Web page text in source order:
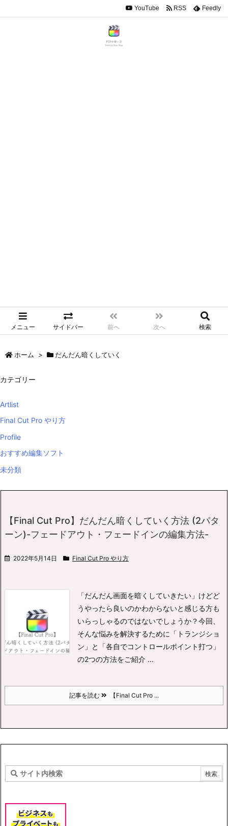
メニュー サイドバー 前へ 次へ 検索
YouTube RSS Feedly
ホーム > だんだん暗くしていく
カテゴリー
Artlist
Final Cut Pro やり方
Profile
おすすめ編集ソフト
未分類
【Final Cut Pro】だんだん暗くしていく方法 (2パタ
ーン)-フェードアウト・フェードインの編集方法-
2022年5月14日 Final Cut Pro やり方
「だんだん画面を暗くしていきたい」けどど
うやったら良いのかわからないと感じる方も
いらっしゃるのではないでしょうか？今回、
そんな悩みを解決するために「トランジショ
ン」と「各自でコントロールポイント打つ」
の2つの方法をご紹介 ...
記事を読む 【Final Cut Pro ...